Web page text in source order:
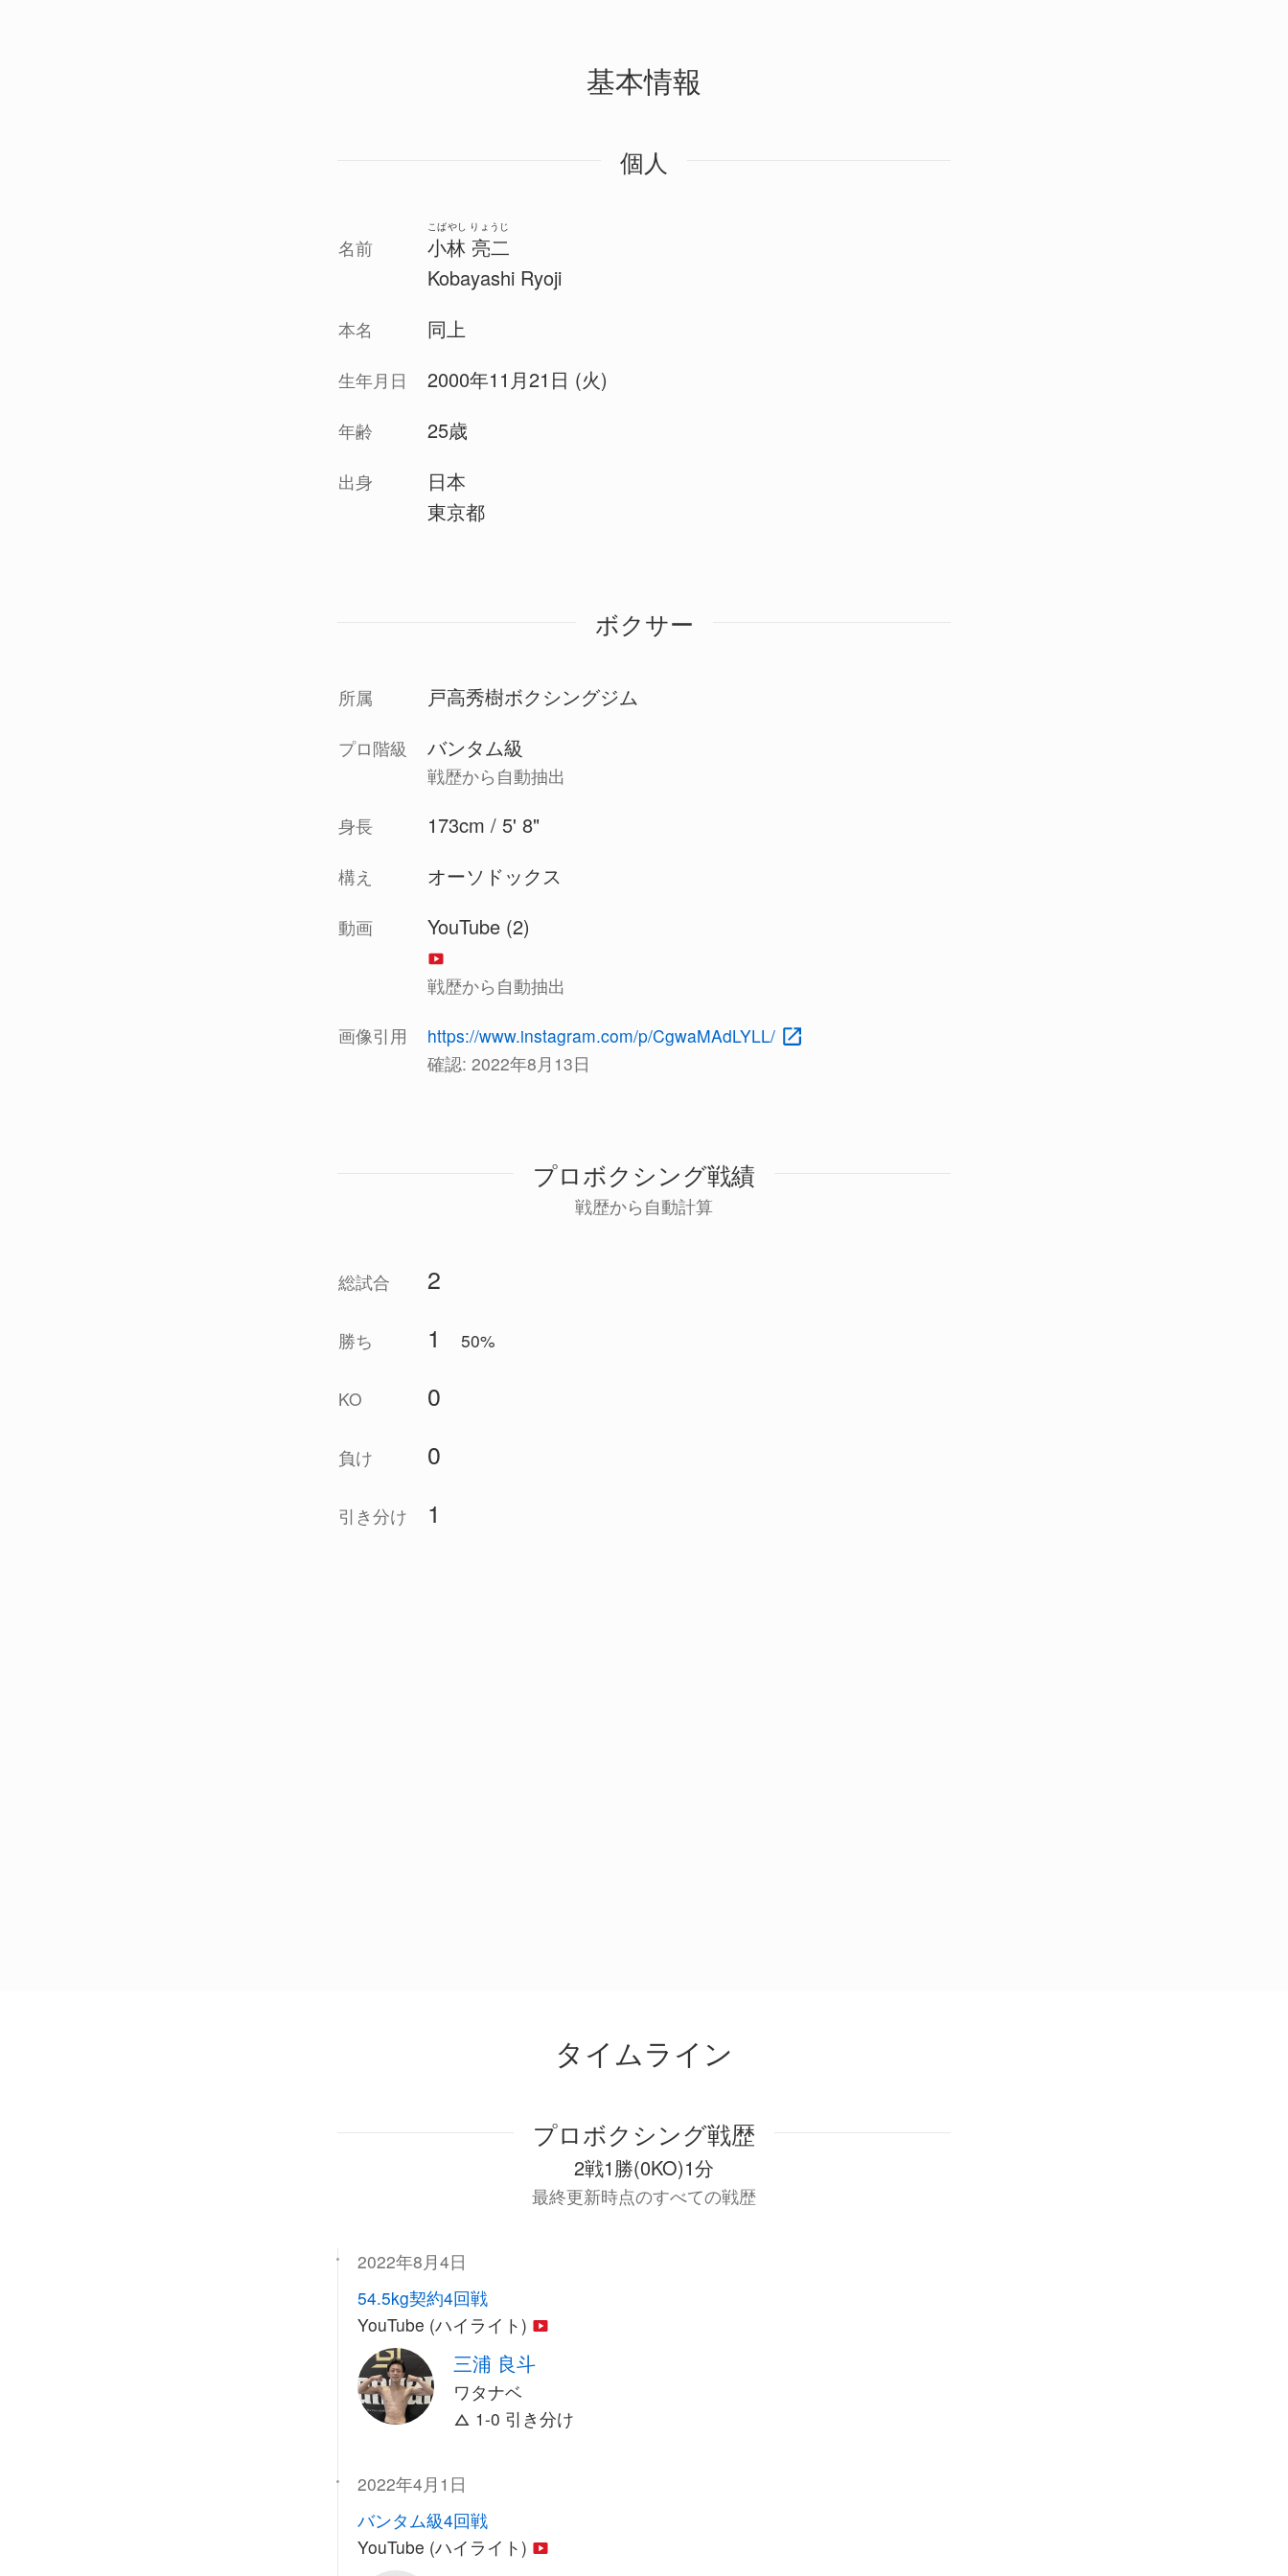
基本情報
個人
名前 小林 亮二
こばやし りょうじ
Kobayashi Ryoji
本名 同上
生年月日 2000年11月21日 (火)
年齢 25歳
出身
日本
東京都
ボクサー
所属 戸高秀樹ボクシングジム
プロ階級 バンタム級
戦歴から自動抽出
身長 173cm / 5' 8"
構え オーソドックス
動画 YouTube (2)
戦歴から自動抽出
画像引用
https://www.instagram.com/p/CgwaMAdLYLL/
確認: 2022年8月13日
プロボクシング戦績
戦歴から自動計算
総試合 2
勝ち 1 50%
KO 0
負け 0
引き分け 1
タイムライン
プロボクシング戦歴
2戦1勝(0KO)1分
最終更新時点のすべての戦歴
2022年8月4日
54.5kg契約4回戦
YouTube (ハイライト)
三浦 良斗
ワタナベ
1-0 引き分け
2022年4月1日
バンタム級4回戦
YouTube (ハイライト)